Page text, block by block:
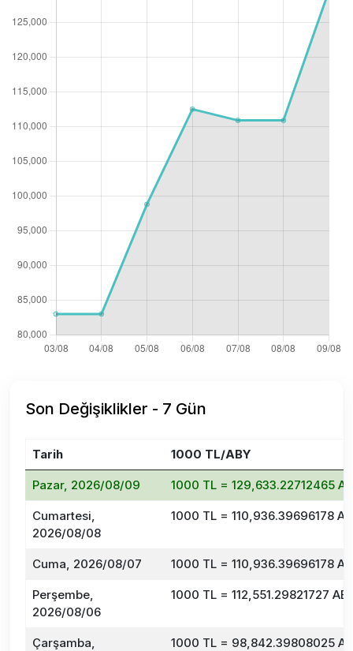
Son Değişiklikler - 7 Gün
Tarih 1000 TL/ABY
Pazar, 2026/08/09 1000 TL = 129,633.22712465
Cumartesi,
2026/08/08
1000 TL = 110,936.39696178
Cuma, 2026/08/07 1000 TL = 110,936.39696178
Perşembe,
2026/08/06
1000 TL = 112,551.29821727
Çarşamba,
1000 TL = 98,842.39808025